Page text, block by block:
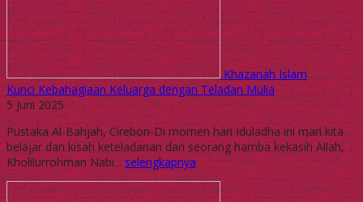
Khazanah Islam
Kunci Kebahagiaan Keluarga dengan Teladan Mulia
5 Juni 2025
Pustaka Al-Bahjah, Cirebon-Di momen hari Iduladha ini mari kita
belajar dari kisah keteladanan dari seorang hamba kekasih Allah,
Kholilurrohman Nabi...selengkapnya